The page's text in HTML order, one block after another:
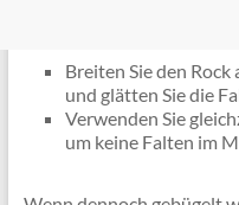
Breiten Sie den
und glätten Sie die
Verwenden Sie
um keine Falten im